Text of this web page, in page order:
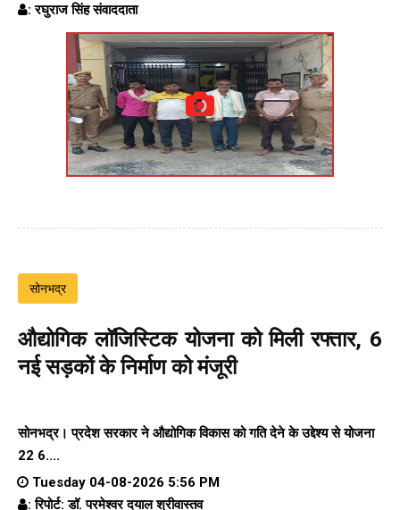
: रघुराज सिंह संवाददाता
सोनभद्र
औद्योगिक लॉजिस्टिक योजना को मिली रफ्तार, 6
नई सड़कों के निर्माण को मंजूरी
सोनभद्र। प्रदेश सरकार ने औद्योगिक विकास को गति देने के उद्देश्य से योजना
22 6....
Tuesday 04-08-2026 5:56 PM
: रिपोर्ट: डॉ. परमेश्वर दयाल श्रीवास्तव